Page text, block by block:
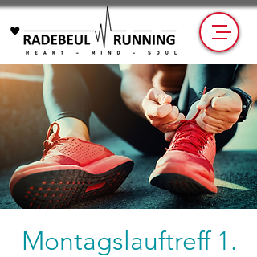
Montagslauftreff 1.